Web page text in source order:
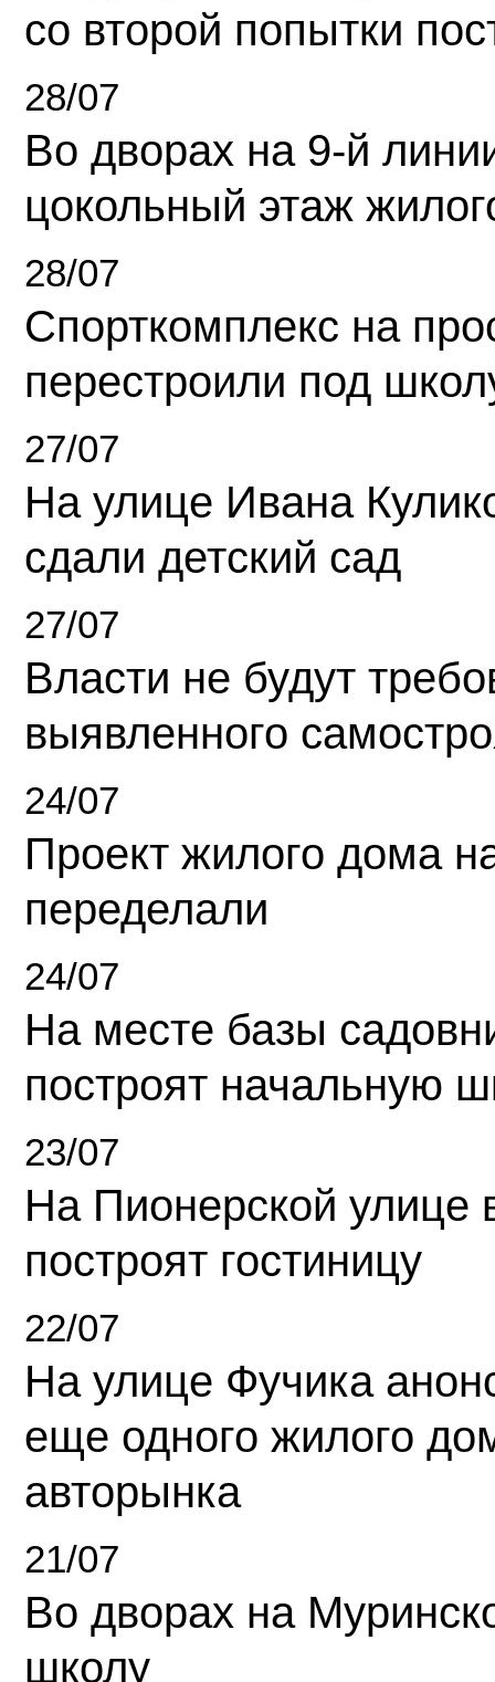
со второй попытки
28/07
Во дворах на 9-й
цокольный этаж
28/07
Спорткомплекс на
перестроили под
27/07
На улице Ивана
сдали детский сад
27/07
Власти не будут
выявленного
24/07
Проект жилого дома
переделали
24/07
На месте базы
построят начальную
23/07
На Пионерской улице
построят гостиницу
22/07
На улице Фучика
еще одного жилого
авторынка
21/07
Во дворах на
школу